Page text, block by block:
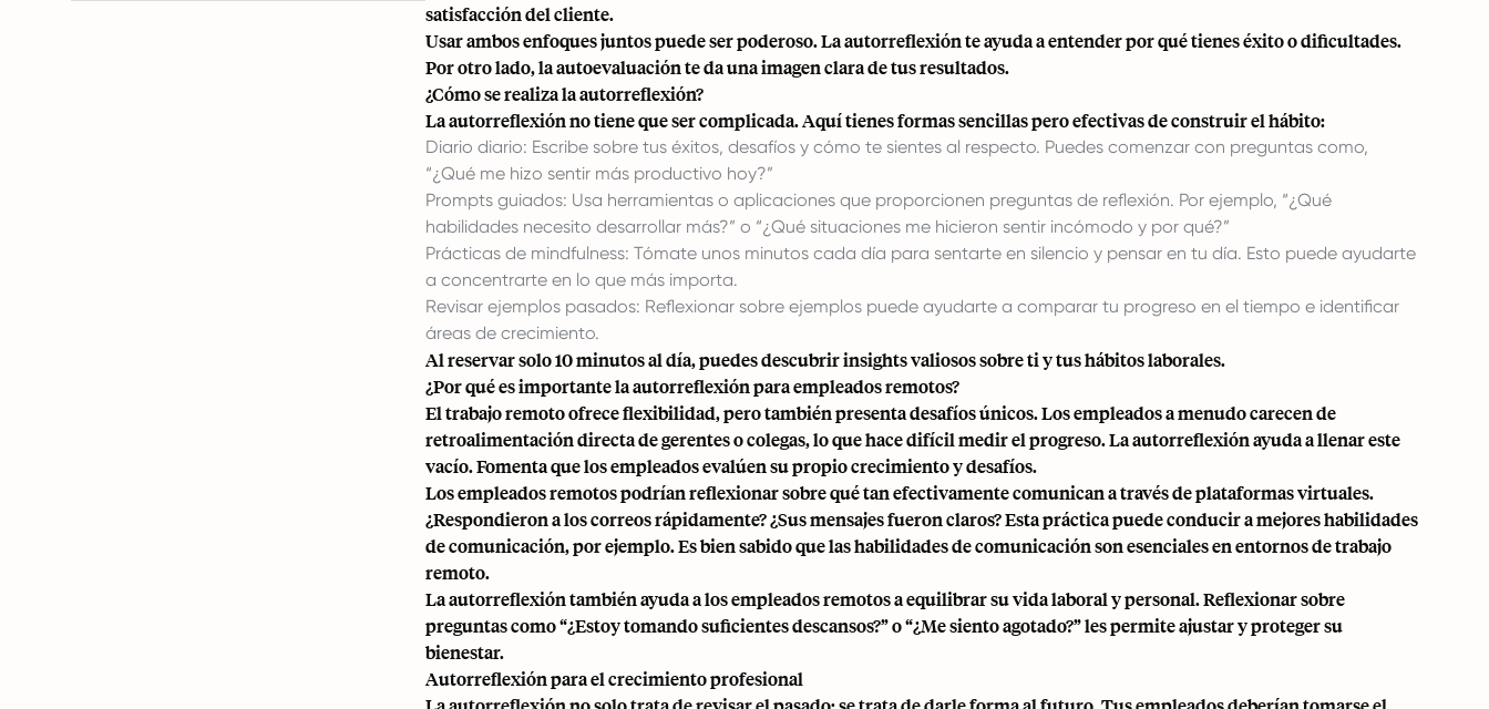
satisfacción del cliente.
Usar ambos enfoques juntos puede ser poderoso. La autorreflexión te ayuda a entender por qué tienes éxito o dificultades.
Por otro lado, la autoevaluación te da una imagen clara de tus resultados.
¿Cómo se realiza la autorreflexión?
La autorreflexión no tiene que ser complicada. Aquí tienes formas sencillas pero efectivas de construir el hábito:
Diario diario: Escribe sobre tus éxitos, desafíos y cómo te sientes al respecto. Puedes comenzar con preguntas como,
“¿Qué me hizo sentir más productivo hoy?”
Prompts guiados: Usa herramientas o aplicaciones que proporcionen preguntas de reflexión. Por ejemplo, “¿Qué
habilidades necesito desarrollar más?” o “¿Qué situaciones me hicieron sentir incómodo y por qué?”
Prácticas de mindfulness: Tómate unos minutos cada día para sentarte en silencio y pensar en tu día. Esto puede ayudarte
a concentrarte en lo que más importa.
Revisar ejemplos pasados: Reflexionar sobre ejemplos puede ayudarte a comparar tu progreso en el tiempo e identificar
áreas de crecimiento.
Al reservar solo 10 minutos al día, puedes descubrir insights valiosos sobre ti y tus hábitos laborales.
¿Por qué es importante la autorreflexión para empleados remotos?
El trabajo remoto ofrece flexibilidad, pero también presenta desafíos únicos. Los empleados a menudo carecen de
retroalimentación directa de gerentes o colegas, lo que hace difícil medir el progreso. La autorreflexión ayuda a llenar este
vacío. Fomenta que los empleados evalúen su propio crecimiento y desafíos.
Los empleados remotos podrían reflexionar sobre qué tan efectivamente comunican a través de plataformas virtuales.
¿Respondieron a los correos rápidamente? ¿Sus mensajes fueron claros? Esta práctica puede conducir a mejores habilidades
de comunicación, por ejemplo. Es bien sabido que las habilidades de comunicación son esenciales enentornos de trabajo
remoto.
La autorreflexión también ayuda a los empleados remotos a equilibrar su vida laboral y personal. Reflexionar sobre
preguntas como “¿Estoy tomando suficientes descansos?” o “¿Me siento agotado?” les permite ajustar y proteger su
bienestar.
Autorreflexión para el crecimiento profesional